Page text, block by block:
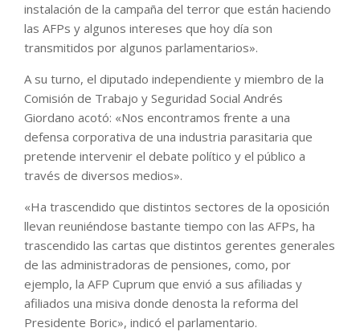
instalación de la campaña del terror que están haciendo
las AFPs y algunos intereses que hoy día son
transmitidos por algunos parlamentarios».
A su turno, el diputado independiente y miembro de la
Comisión de Trabajo y Seguridad Social Andrés
Giordano acotó: «Nos encontramos frente a una
defensa corporativa de una industria parasitaria que
pretende intervenir el debate político y el público a
través de diversos medios».
«Ha trascendido que distintos sectores de la oposición
llevan reuniéndose bastante tiempo con las AFPs, ha
trascendido las cartas que distintos gerentes generales
de las administradoras de pensiones, como, por
ejemplo, la AFP Cuprum que envió a sus afiliadas y
afiliados una misiva donde denosta la reforma del
Presidente Boric», indicó el parlamentario.